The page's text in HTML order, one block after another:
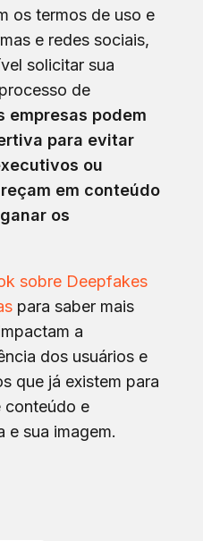
os termos de uso e
e redes sociais,
solicitar sua
de
empresas podem
para evitar
ou
em conteúdo
os
sobre Deepfakes
para saber mais
a
dos usuários e
que já existem para
conteúdo e
e sua imagem.